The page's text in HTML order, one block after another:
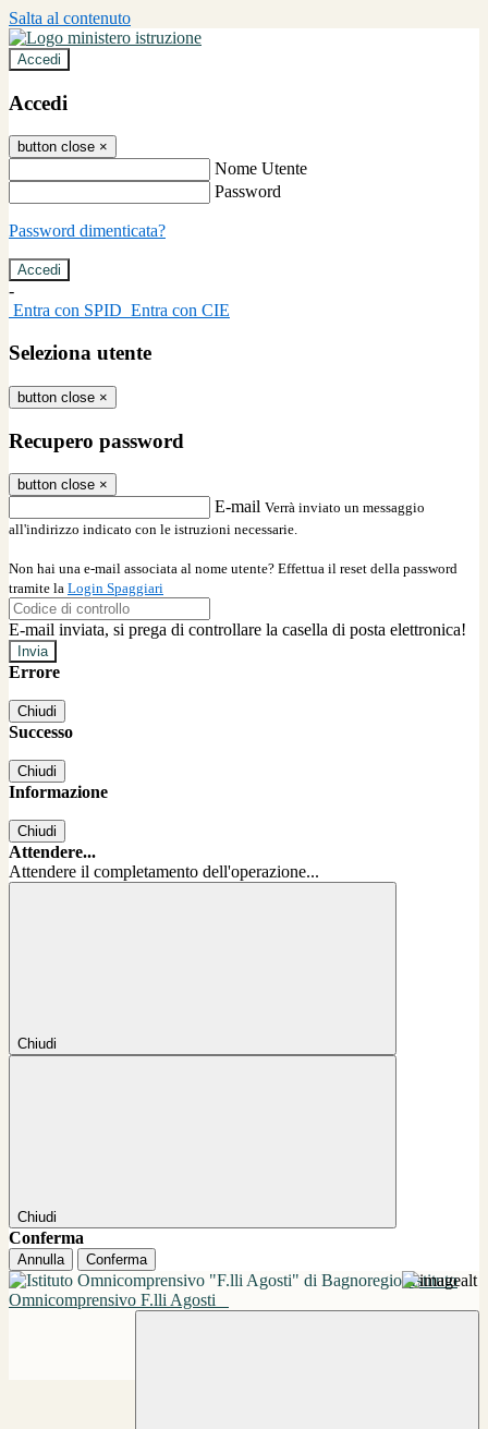
Salta al contenuto
Accedi
Accedi
button close ×
Nome Utente
Password
Password dimenticata?
-
Entra con SPID Entra con CIE
Seleziona utente
button close ×
Recupero password
button close ×
E-mail Verrà inviato un messaggio
all'indirizzo indicato con le istruzioni necessarie.
Non hai una e-mail associata al nome utente? Effettua il reset della password
tramite la Login Spaggiari
E-mail inviata, si prega di controllare la casella di posta elettronica!
Errore
Chiudi
Successo
Chiudi
Informazione
Chiudi
Attendere...
Attendere il completamento dell'operazione...
Chiudi
Chiudi
Conferma
Annulla Conferma
Istituto
Omnicomprensivo F.lli Agosti